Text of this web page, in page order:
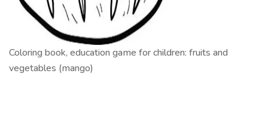
Coloring book, education game for children: fruits and
vegetables (mango)